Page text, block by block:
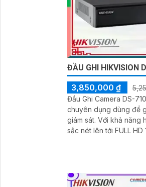
ĐẦU GHI HIKVISION
3,850,000 ₫
Đầu Ghi Camera DS-
chuyên dụng dùng để
giám sát. Với khả năng hiển thị hình ảnh chất lượng
sắc nét lên tới FULL